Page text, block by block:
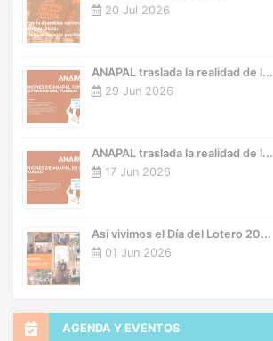
20 Jul 2026
ANAPAL traslada la realidad de l...
29 Jun 2026
ANAPAL traslada la realidad de l...
17 Jun 2026
Así vivimos el Día del Lotero 20...
01 Jun 2026
AGENDA Y EVENTOS